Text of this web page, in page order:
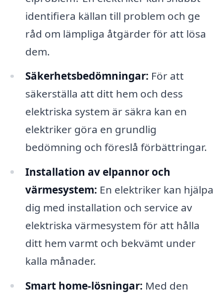
identifiera källan till problem och ge
råd om lämpliga åtgärder för att lösa
dem.
Säkerhetsbedömningar: För att
säkerställa att ditt hem och dess
elektriska system är säkra kan en
elektriker göra en grundlig
bedömning och föreslå förbättringar.
Installation av elpannor och
värmesystem: En elektriker kan hjälpa
dig med installation och service av
elektriska värmesystem för att hålla
ditt hem varmt och bekvämt under
kalla månader.
Smart home-lösningar: Med den